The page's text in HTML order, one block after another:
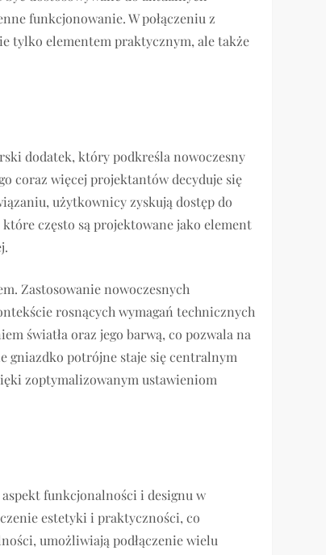
funkcjonowanie. W połączeniu z
tylko elementem praktycznym, ale także
dodatek, który podkreśla nowoczesny
coraz więcej projektantów decyduje się
użytkownicy zyskują dostęp do
często są projektowane jako element
Zastosowanie nowoczesnych
rosnących wymagań technicznych
światła oraz jego barwą, co pozwala na
gniazdko potrójne staje się centralnym
zoptymalizowanym ustawieniom
funkcjonalności i designu w
estetyki i praktyczności, co
umożliwiają podłączenie wielu